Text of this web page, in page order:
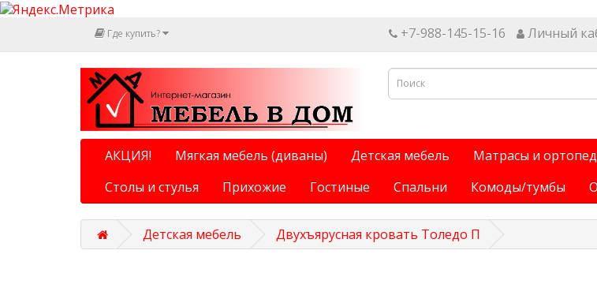
Где купить? +7-988-145-15-16 Личный
АКЦИЯ! Мягкая мебель (диваны) Детская мебель Матрасы и
Столы и стулья
Прихожие Гостиные Спальни Комоды/тумбы
Детская мебель Двухъярусная кровать Толедо П